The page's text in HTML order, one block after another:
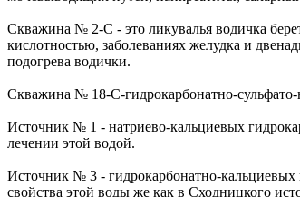
Скважина № 2-С - это ликувалья водичка
кислотностью, заболеваниях желудка и
подогрева водички.
Скважина № 18-С-гидрокарбонатно-сульфато-
Источник № 1 - натриево-кальциевых
лечении этой водой.
Источник № 3 - гидрокарбонатно-кальциевых
свойства этой воды же как в Сходницкого